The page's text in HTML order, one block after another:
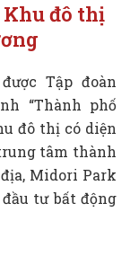
cổng
đô thị
Tập đoàn
“Thành phố
đô thị có diện
tâm thành
Midori Park
tư bất động